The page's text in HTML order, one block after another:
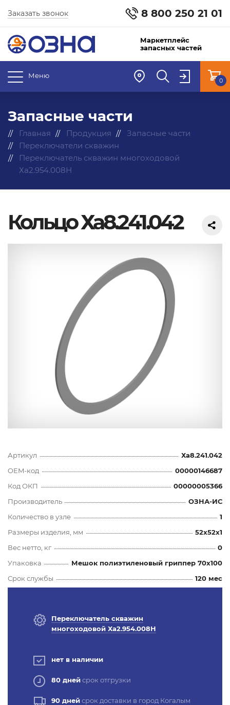
8 800 250 21 01
Заказать звонок
Маркетплейс
запасных частей
Меню
0
Запасные части
Главная Продукция
Запасные части
Переключатели скважин
Переключатель скважин многоходовой
Ха2.954.008Н
Кольцо Ха8.241.042
Артикул
Ха8.241.042
OEM-код
00000146687
Код ОКП
00000005366
Производитель
ОЗНА-ИС
Количество в узле
1
Размеры изделия, мм
52x52x1
Вес нетто, кг
0
Упаковка
Мешок полиэтиленовый гриппер 70х100
Срок службы
120 мес
Переключатель скважин
многоходовой Ха2.954.008Н
нет в наличии
80 днейсрок отгрузки
90 днейсрок доставки в город Когалым